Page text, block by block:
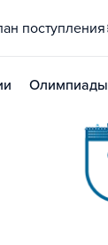
поступления
Олимпиады